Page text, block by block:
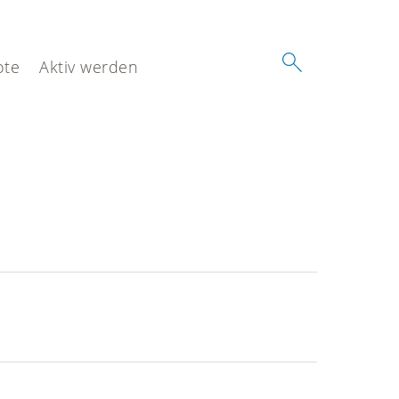
Aktiv werden